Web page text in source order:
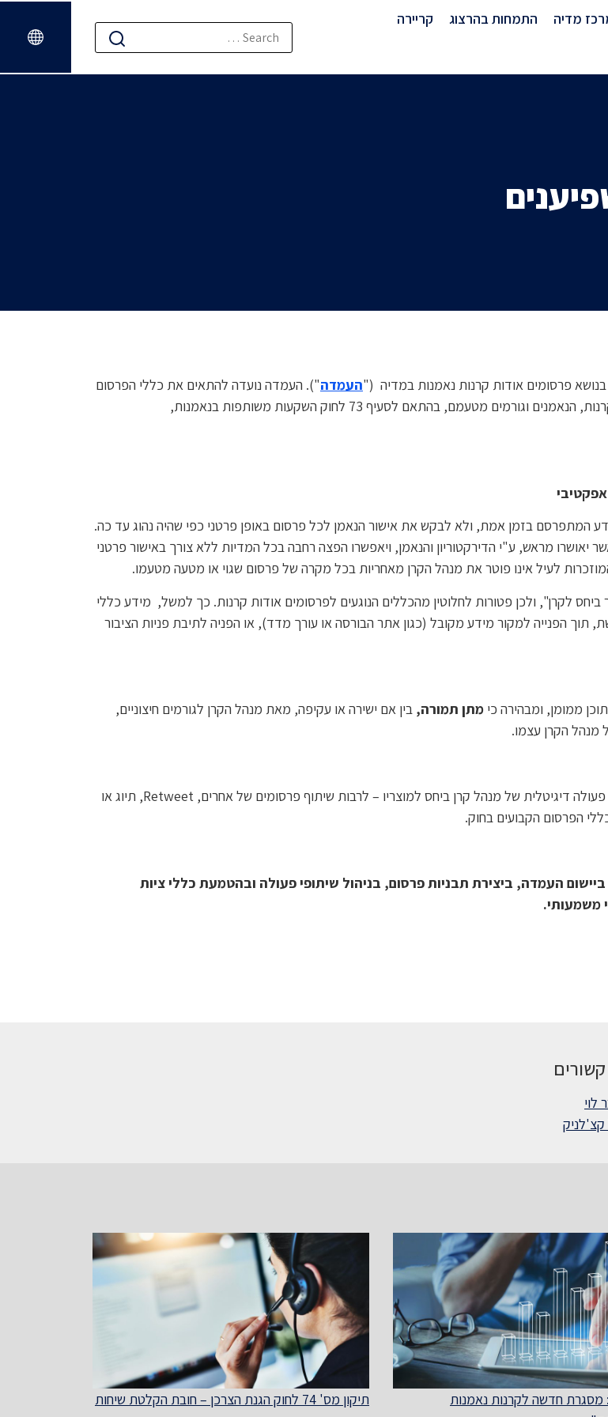
מדיה התמחות בהרצוג קריירה
פרסומים אודות קרנות נאמנות במדיה ("העמדה"). העמדה נועדה להתאים את כללי הפרסום
לדפוסי השיווק החדשים, להגן על המשקיעים ולחדד את חובות מנהלי הקרנות, הנאמנים וגורמים מטעמם, בהתאם לסעיף 73 לחוק השקעות משותפות בנאמנות,
המתפרסם בזמן אמת, ולא לבקש את אישור הנאמן לכל פרסום באופן פרטני כפי שהיה נהוג עד כה.
יאושרו מראש, ע"י הדירקטוריון והנאמן, ויאפשרו הפצה רחבה בכל המדיות ללא צורך באישור פרטני
לעיל אינו פוטר את מנהל הקרן מאחריות בכל מקרה של פרסום שגוי או מטעה מטעמו.
לקרן", ולכן פטורות לחלוטין מהכללים הנוגעים לפרסומים אודות קרנות. כך למשל, מידע כללי
הפנייה למקור מידע מקובל (כגון אתר הבורסה או עורך מדד), או הפניה לתיבת פניות הציבור
ממומן, ומבהירה כי מתן תמורה, בין אם ישירה או עקיפה, מאת מנהל הקרן לגורמים חיצוניים,
מנהל הקרן עצמו.
הרשות מרחיבה משמעותית את פרשנות המונח "פרסום", ומבהירה כי כל פעולה דיגיטלית של מנהל קרן ביחס למוצריו – לרבות שיתוף פרסומים של אחרים, Retweet, תיוג או
הפרסום הקבועים בחוק.
העמדה, ביצירת תבניות פרסום, בניהול שיתופי פעולה ובהטמעת כללי ציות
משמעותי.
קשורים
לוי
קצ'לניק
מסגרת חדשה לקרנות נאמנות
תיקון מס' 74 לחוק הגנת הצרכן – חובת הקלטת שיחות